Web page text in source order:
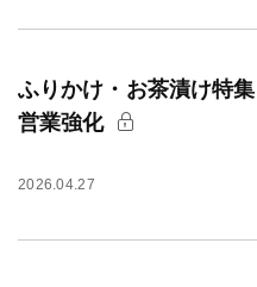
ふりかけ・お茶漬け特
営業強化
2026.04.27